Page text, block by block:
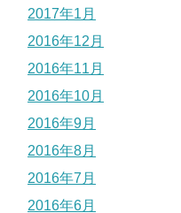
2017年1月
2016年12月
2016年11月
2016年10月
2016年9月
2016年8月
2016年7月
2016年6月